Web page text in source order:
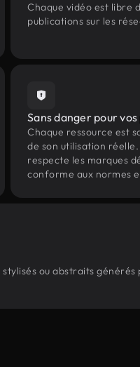
Chaque vidéo est libre
publications sur les
Sans danger pour
Chaque ressource est
de son utilisation
respecte les marques
conforme aux normes
ou abstraits